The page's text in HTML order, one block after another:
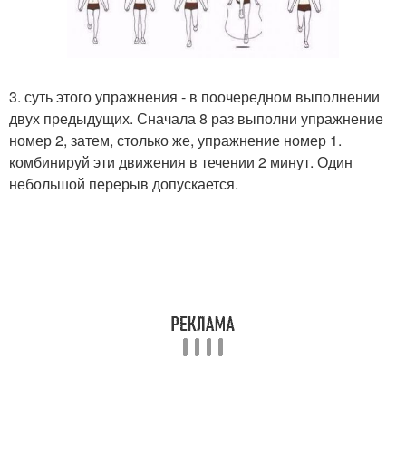
3. суть этого упражнения - в поочередном выполнении
двух предыдущих. Сначала 8 раз выполни упражнение
номер 2, затем, столько же, упражнение номер 1.
комбинируй эти движения в течении 2 минут. Один
небольшой перерыв допускается.